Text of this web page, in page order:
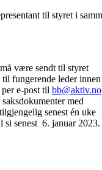
til styret i
være sendt til styret
fungerende leder innen
e-post til bb@aktiv.no
med
senest én uke
si senest 6. januar 2023.